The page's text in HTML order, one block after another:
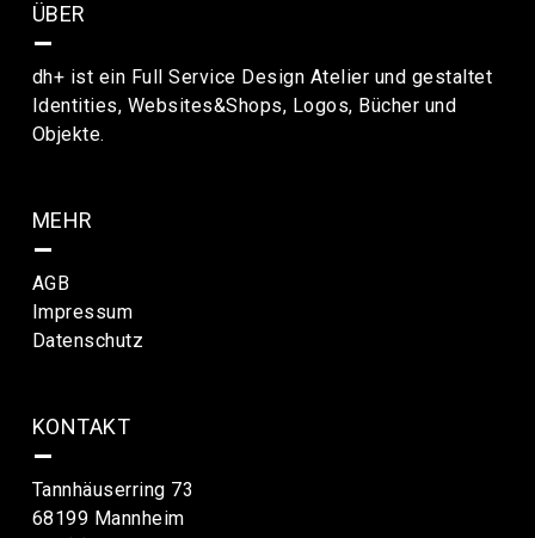
ÜBER
–
dh+ ist ein Full Service Design Atelier und gestaltet
Identities, Websites&Shops, Logos, Bücher und
Objekte.
MEHR
–
AGB
Impressum
Datenschutz
KONTAKT
–
Tannhäuserring 73
68199 Mannheim